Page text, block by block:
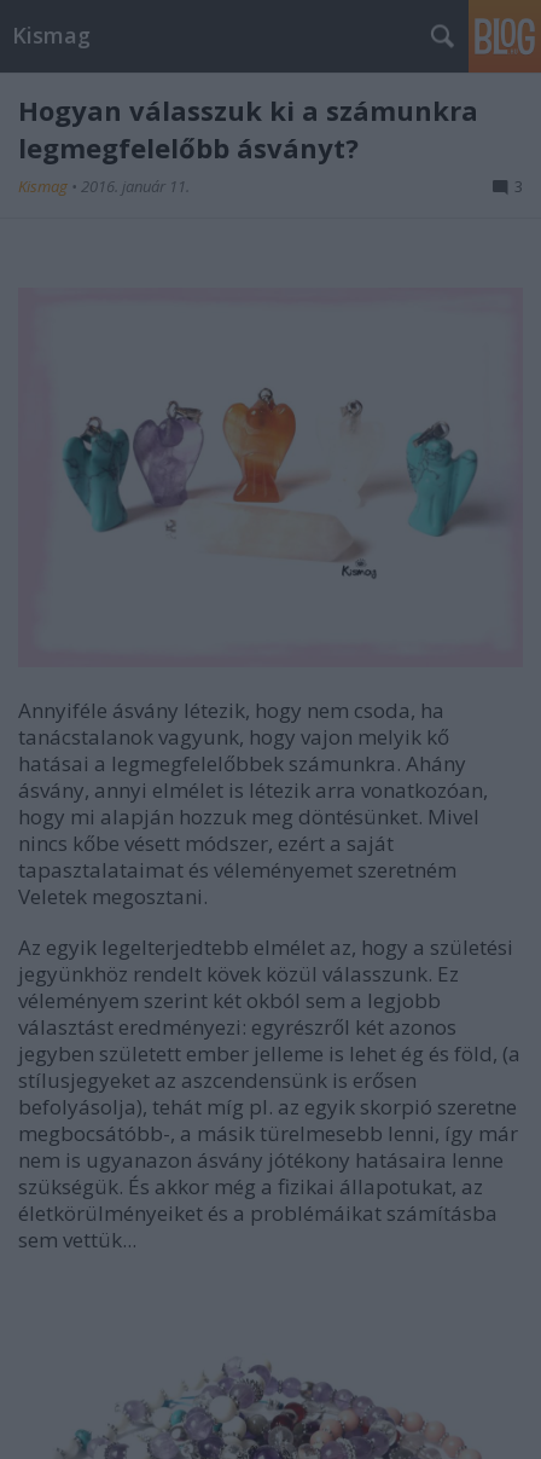
Kismag
Hogyan válasszuk ki a számunkra
legmegfelelőbb ásványt?
Kismag • 2016. január 11. 3
Annyiféle ásvány létezik, hogy nem csoda, ha
tanácstalanok vagyunk, hogy vajon melyik kő
hatásai a legmegfelelőbbek számunkra. Ahány
ásvány, annyi elmélet is létezik arra vonatkozóan,
hogy mi alapján hozzuk meg döntésünket. Mivel
nincs kőbe vésett módszer, ezért a saját
tapasztalataimat és véleményemet szeretném
Veletek megosztani.
Az egyik legelterjedtebb elmélet az, hogy a születési
jegyünkhöz rendelt kövek közül válasszunk. Ez
véleményem szerint két okból sem a legjobb
választást eredményezi: egyrészről két azonos
jegyben született ember jelleme is lehet ég és föld, (a
stílusjegyeket az aszcendensünk is erősen
befolyásolja), tehát míg pl. az egyik skorpió szeretne
megbocsátóbb-, a másik türelmesebb lenni, így már
nem is ugyanazon ásvány jótékony hatásaira lenne
szükségük. És akkor még a fizikai állapotukat, az
életkörülményeiket és a problémáikat számításba
sem vettük...